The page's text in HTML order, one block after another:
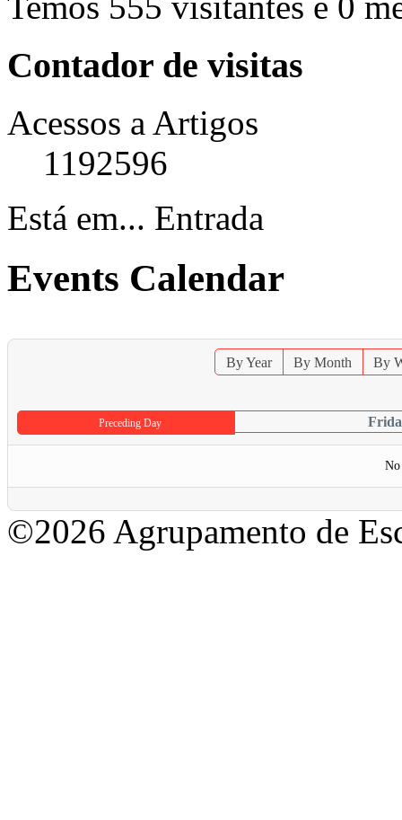
Contador de visitas
Acessos a Artigos
1192596
Está em... Entrada
Events Calendar
By Year By Month By
Preceding Day
No
©2026 Agrupamento de